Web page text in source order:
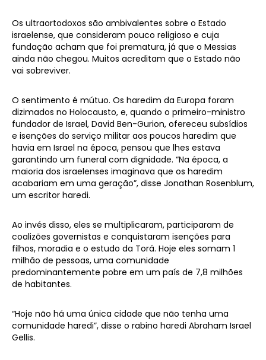
Os ultraortodoxos são ambivalentes sobre o Estado
israelense, que consideram pouco religioso e cuja
fundação acham que foi prematura, já que o Messias
ainda não chegou. Muitos acreditam que o Estado não
vai sobreviver.
O sentimento é mútuo. Os haredim da Europa foram
dizimados no Holocausto, e, quando o primeiro-ministro
fundador de Israel, David Ben-Gurion, ofereceu subsídios
e isenções do serviço militar aos poucos haredim que
havia em Israel na época, pensou que lhes estava
garantindo um funeral com dignidade. “Na época, a
maioria dos israelenses imaginava que os haredim
acabariam em uma geração”, disse Jonathan Rosenblum,
um escritor haredi.
Ao invés disso, eles se multiplicaram, participaram de
coalizões governistas e conquistaram isenções para
filhos, moradia e o estudo da Torá. Hoje eles somam 1
milhão de pessoas, uma comunidade
predominantemente pobre em um país de 7,8 milhões
de habitantes.
“Hoje não há uma única cidade que não tenha uma
comunidade haredi”, disse o rabino haredi Abraham Israel
Gellis.